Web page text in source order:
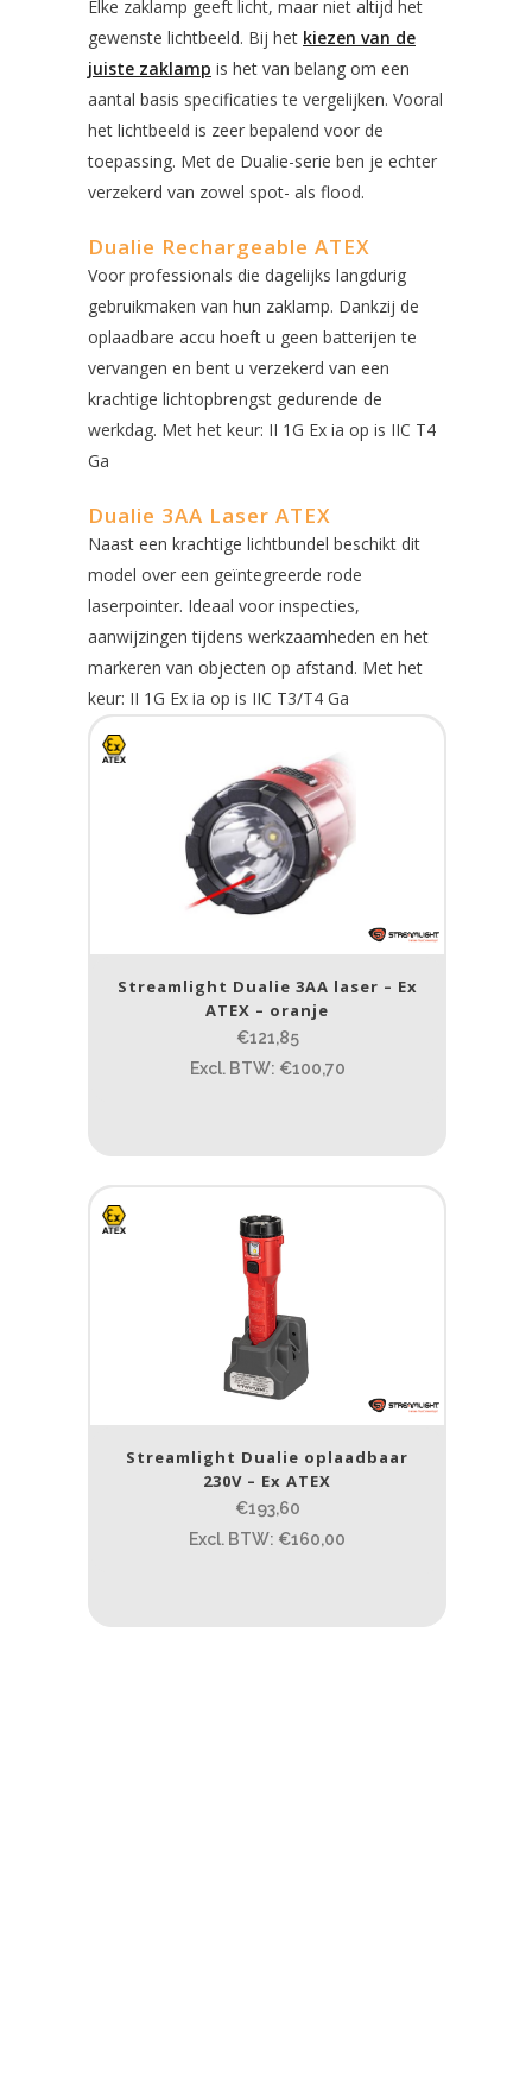
Elke zaklamp geeft licht, maar niet altijd het
gewenste lichtbeeld. Bij het kiezen van de
juiste zaklamp is het van belang om een
aantal basis specificaties te vergelijken. Vooral
het lichtbeeld is zeer bepalend voor de
toepassing. Met de Dualie-serie ben je echter
verzekerd van zowel spot- als flood.
Dualie Rechargeable ATEX
Voor professionals die dagelijks langdurig
gebruikmaken van hun zaklamp. Dankzij de
oplaadbare accu hoeft u geen batterijen te
vervangen en bent u verzekerd van een
krachtige lichtopbrengst gedurende de
werkdag. Met het keur: II 1G Ex ia op is IIC T4
Ga
Dualie 3AA Laser ATEX
Naast een krachtige lichtbundel beschikt dit
model over een geïntegreerde rode
laserpointer. Ideaal voor inspecties,
aanwijzingen tijdens werkzaamheden en het
markeren van objecten op afstand. Met het
keur: II 1G Ex ia op is IIC T3/T4 Ga
Streamlight Dualie 3AA laser – Ex
ATEX – oranje
€121,85
Excl. BTW: €100,70
Streamlight Dualie oplaadbaar
230V – Ex ATEX
€193,60
Excl. BTW: €160,00